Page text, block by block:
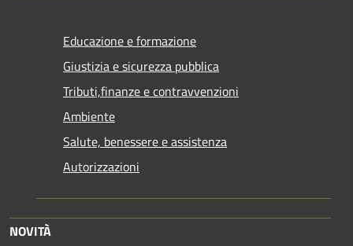
Educazione e formazione
Giustizia e sicurezza pubblica
Tributi,finanze e contravvenzioni
Ambiente
Salute, benessere e assistenza
Autorizzazioni
NOVITÀ